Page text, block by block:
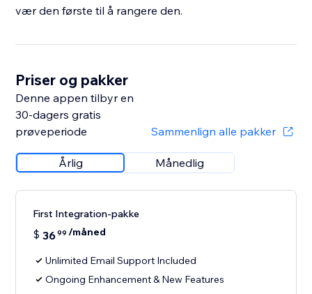
vær den første til å rangere den.
Priser og pakker
Denne appen tilbyr en
30-dagers gratis
prøveperiode
Sammenlign alle pakker
Årlig Månedlig
First Integration-pakke
$ 3699 /måned
Unlimited Email Support Included
Ongoing Enhancement & New Features